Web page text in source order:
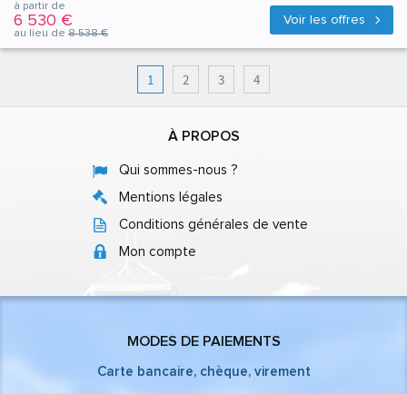
Voir les offres
à partir de
6 530 €
au lieu de 8 538 €
1 2 3 4
À PROPOS
Qui sommes-nous ?
Mentions légales
Conditions générales de vente
Mon compte
MODES DE PAIEMENTS
Carte bancaire, chèque, virement